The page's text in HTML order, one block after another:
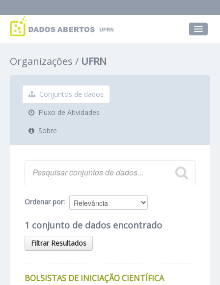
Grupos
Sobre
Organizações UFRN
Conjuntos de dados
Fluxo de Atividades
Sobre
Ordenar por
1 conjunto de dados encontrado
Filtrar Resultados
BOLSISTAS DE INICIAÇÃO CIENTÍFICA